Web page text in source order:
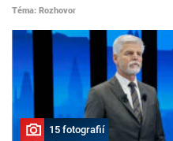
Téma: Rozhovor
15 fotografií